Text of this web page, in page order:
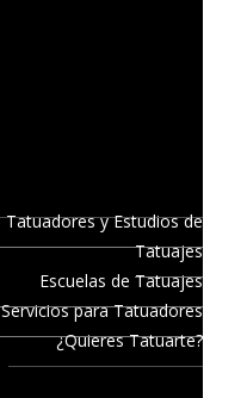
Tatuadores y Estudios de
Tatuajes
Escuelas de Tatuajes
Servicios para Tatuadores
¿Quieres Tatuarte?